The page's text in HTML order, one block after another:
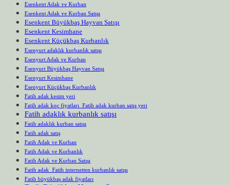
Esenkent Adak ve Kurban
Esenkent Adak ve Kurban Satışı
Esenkent Büyükbaş Hayvan Satışı
Esenkent Kesimhane
Esenkent Küçükbaş Kurbanlık
Esenyurt adaklık kurbanlık satışı
Esenyurt Adak ve Kurban
Esenyurt Büyükbaş Hayvan Satışı
Esenyurt Kesimhane
Esenyurt Küçükbaş Kurbanlık
Fatih adak kesim yeri
Fatih adak koç fiyatları Fatih adak kurban satış yeri
Fatih adaklık kurbanlık satışı
Fatih adaklık kurban satışı
Fatih adak satış
Fatih Adak ve Kurban
Fatih Adak ve Kurbanlık
Fatih Adak ve Kurban Satışı
Fatih adak Fatih internetten kurbanlık satışı
Fatih büyükbaş adak fiyatları